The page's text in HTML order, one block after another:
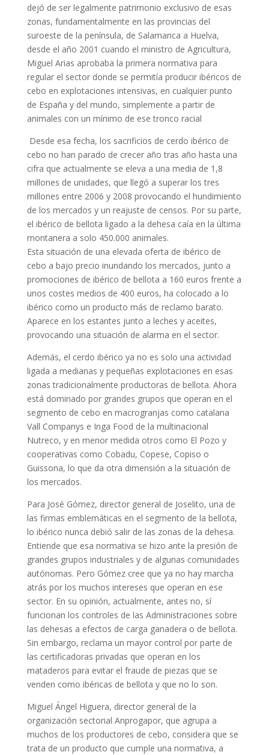
dejó de ser legalmente patrimonio exclusivo de esas
zonas, fundamentalmente en las provincias del
suroeste de la península, de Salamanca a Huelva,
desde el año 2001 cuando el ministro de Agricultura,
Miguel Arias aprobaba la primera normativa para
regular el sector donde se permitía producir ibéricos de
cebo en explotaciones intensivas, en cualquier punto
de España y del mundo, simplemente a partir de
animales con un mínimo de ese tronco racial
Desde esa fecha, los sacrificios de cerdo ibérico de
cebo no han parado de crecer año tras año hasta una
cifra que actualmente se eleva a una media de 1,8
millones de unidades, que llegó a superar los tres
millones entre 2006 y 2008 provocando el hundimiento
de los mercados y un reajuste de censos. Por su parte,
el ibérico de bellota ligado a la dehesa caía en la última
montanera a solo 450.000 animales.
Esta situación de una elevada oferta de ibérico de
cebo a bajo precio inundando los mercados, junto a
promociones de ibérico de bellota a 160 euros frente a
unos costes medios de 400 euros, ha colocado a lo
ibérico como un producto más de reclamo barato.
Aparece en los estantes junto a leches y aceites,
provocando una situación de alarma en el sector.
Además, el cerdo ibérico ya no es solo una actividad
ligada a medianas y pequeñas explotaciones en esas
zonas tradicionalmente productoras de bellota. Ahora
está dominado por grandes grupos que operan en el
segmento de cebo en macrogranjas como catalana
Vall Companys e Inga Food de la multinacional
Nutreco, y en menor medida otros como El Pozo y
cooperativas como Cobadu, Copese, Copiso o
Guissona, lo que da otra dimensión a la situación de
los mercados.
Para José Gómez, director general de Joselito, una de
las firmas emblemáticas en el segmento de la bellota,
lo ibérico nunca debió salir de las zonas de la dehesa.
Entiende que esa normativa se hizo ante la presión de
grandes grupos industriales y de algunas comunidades
autónomas. Pero Gómez cree que ya no hay marcha
atrás por los muchos intereses que operan en ese
sector. En su opinión, actualmente, antes no, sí
funcionan los controles de las Administraciones sobre
las dehesas a efectos de carga ganadera o de bellota.
Sin embargo, reclama un mayor control por parte de
las certificadoras privadas que operan en los
mataderos para evitar el fraude de piezas que se
venden como ibéricas de bellota y que no lo son.
Miguel Ángel Higuera, director general de la
organización sectorial Anprogapor, que agrupa a
muchos de los productores de cebo, considera que se
trata de un producto que cumple una normativa, a